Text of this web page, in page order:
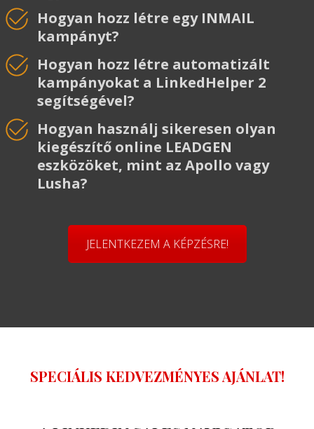
Hogyan hozz létre egy INMAIL
kampányt?
Hogyan hozz létre automatizált
kampányokat a LinkedHelper 2
segítségével?
Hogyan használj sikeresen olyan
kiegészítő online LEADGEN
eszközöket, mint az Apollo vagy
Lusha?
JELENTKEZEM A KÉPZÉSRE!
SPECIÁLIS KEDVEZMÉNYES AJÁNLAT!